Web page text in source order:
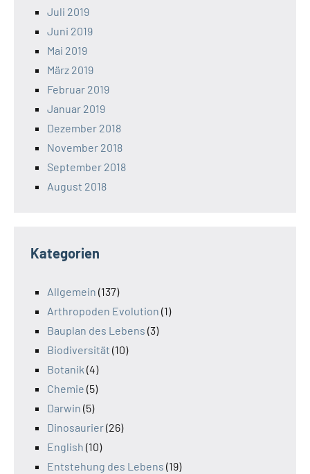
Juli 2019
Juni 2019
Mai 2019
März 2019
Februar 2019
Januar 2019
Dezember 2018
November 2018
September 2018
August 2018
Kategorien
Allgemein (137)
Arthropoden Evolution (1)
Bauplan des Lebens (3)
Biodiversität (10)
Botanik (4)
Chemie (5)
Darwin (5)
Dinosaurier(26)
English (10)
Entstehung des Lebens (19)